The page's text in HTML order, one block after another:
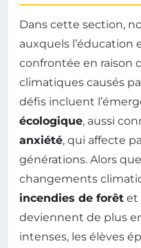
Dans cette section,
auxquels
confrontée en raison
climatiques causés
défis incluent
écologique, aussi
anxiété, qui affecte
générations. Alors
changements
incendies de forêt et
deviennent de plus
intenses, les élèves